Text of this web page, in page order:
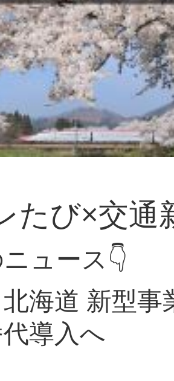
たび×交通
ュース👇
海道 新型
導入へ